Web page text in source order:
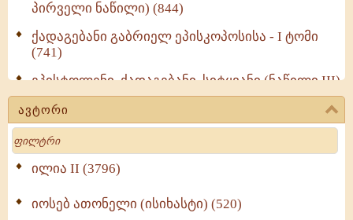
პირველი ნაწილი) (844)
ქადაგებანი გაბრიელ ეპისკოპოსისა - I ტომი
(741)
ეპისტოლენი, ქადაგებანი, სიტყვანი (ნაწილი III)
(723)
მოძღვრის ძალზე სასარგებლო რჩევები
მრევლისათვის (545)
Wisdomge (514)
ქადაგებანი გაბრიელ ეპისკოპოსისა - II ტომი
ავტორი
Search
ილია II (3796)
იოსებ ათონელი (ისიხასტი) (520)